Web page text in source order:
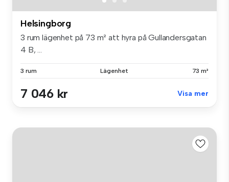
Helsingborg
3 rum lägenhet på 73 m² att hyra på Gullandersgatan
4 B, ...
3 rum Lägenhet 73 m²
7 046 kr Visa mer